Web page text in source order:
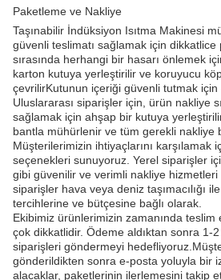
Paketleme ve Nakliye
Taşınabilir İndüksiyon Isıtma Makinesi
güvenli teslimatı sağlamak için dikkatlice
sırasında herhangi bir hasarı önlemek
karton kutuya yerleştirilir ve koruyucu
çevrilirKutunun içeriği güvenli tutmak
Uluslararası siparişler için, ürün nakliye
sağlamak için ahşap bir kutuya
bantla mühürlenir ve tüm gerekli nakliye
Müşterilerimizin ihtiyaçlarını karşılamak
seçenekleri sunuyoruz. Yerel siparişler
gibi güvenilir ve verimli nakliye hizmetleri
siparişler hava veya deniz taşımacılığı
tercihlerine ve bütçesine bağlı olarak.
Ekibimiz ürünlerimizin zamanında
çok dikkatlidir. Ödeme aldıktan sonra 1-
siparişleri göndermeyi
gönderildikten sonra e-posta yoluyla bir
alacaklar, paketlerinin ilerlemesini takip